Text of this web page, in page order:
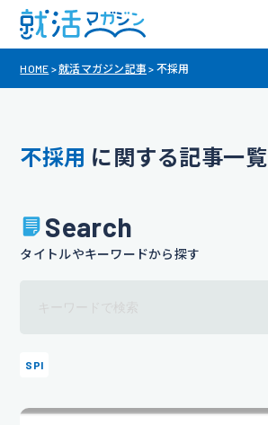
HOME >就活マガジン記事 > 不採用
不採用 に関する記事一覧
Search
タイトルやキーワードから探す
SPI